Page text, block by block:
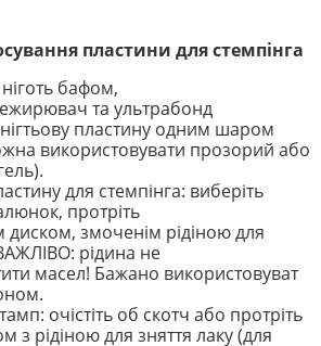
пластини для стемпінга
бафом,
та ультрабонд
пластину одним шаром
використовувати прозорий або
для стемпінга: виберіть
протріть
диском, змоченім рідіною для
рідина не
масел! Бажано використовуват
очістіть об скотч або протріть
з рідіною для зняття лаку (для